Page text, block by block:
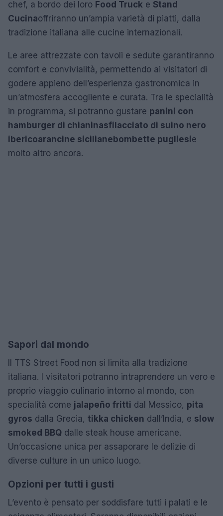
chef, a bordo dei loro Food Truck e Stand
Cucinaoffriranno un’ampia varietà di piatti, dalla
tradizione italiana alle cucine internazionali.
Le aree attrezzate con tavoli e sedute garantiranno
comfort e convivialità, permettendo ai visitatori di
godere appieno dell’esperienza gastronomica in
un’atmosfera accogliente e curata. Tra le specialità
in programma, si potranno gustare panini con
hamburger di chianinasfilacciato di suino nero
ibericoarancine siciliane bombette pugliesie
molto altro ancora.
Sapori dal mondo
Il TTS Street Food non si limita alla tradizione
italiana. I visitatori potranno intraprendere un vero e
proprio viaggio culinario intorno al mondo, con
specialità come jalapeño fritti dal Messico, pita
gyros dalla Grecia, tikka chicken dall’India, e slow
smoked BBQ dalle steak house americane.
Un’occasione unica per assaporare le delizie di
diverse culture in un unico luogo.
Opzioni per tutti i gusti
L’evento è pensato per soddisfare tutti i palati e le